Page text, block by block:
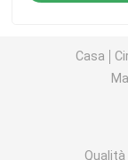
Pezzi di
Pompa di
Casa
Qualità